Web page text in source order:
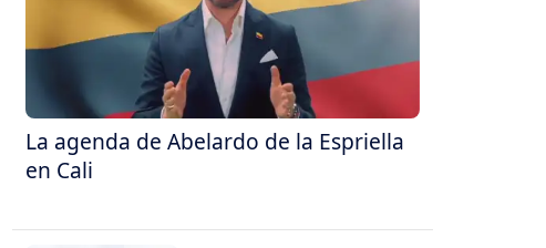
La agenda de Abelardo de la Espriella
en Cali